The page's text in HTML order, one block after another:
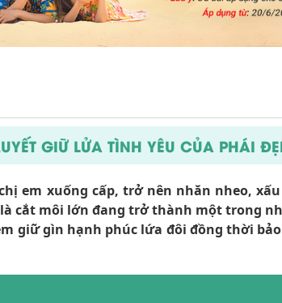
GIỮ LỬA TÌNH YÊU CỦA PHÁI
em xuống cấp, trở nên nhăn nheo,
cắt môi lớn đang trở thành một trong
giữ gìn hạnh phúc lứa đôi đồng thời